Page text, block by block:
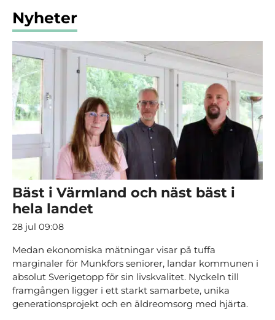
Nyheter
Bäst i Värmland och näst bäst i
hela landet
28 jul 09:08
Medan ekonomiska mätningar visar på tuffa
marginaler för Munkfors seniorer, landar kommunen i
absolut Sverigetopp för sin livskvalitet. Nyckeln till
framgången ligger i ett starkt samarbete, unika
generationsprojekt och en äldreomsorg med hjärta.